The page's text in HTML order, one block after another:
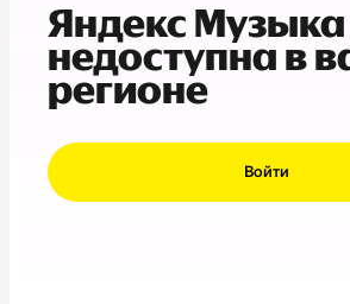
Яндекс Музыка
недоступна в
регионе
Войти